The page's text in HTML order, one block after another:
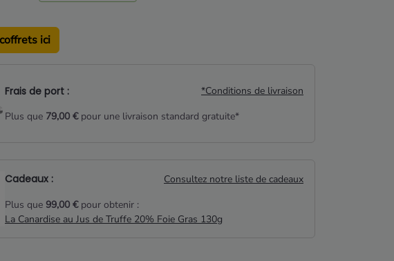
ici
Frais de port :
*Conditions de livraison
Plus que 79,00 €pour une livraison standard gratuite*
Cadeaux :
Consultez notre liste de cadeaux
Plus que 99,00 €pour obtenir :
La Canardise au Jus de Truffe 20% Foie Gras 130g